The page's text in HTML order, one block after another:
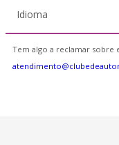
Idioma
Tem algo a reclamar sobre